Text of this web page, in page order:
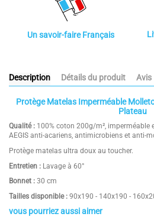
Un savoir-faire Français
Description Détails du produit Avis
Protège Matelas Imperméable
Plateau
Qualité: 100% coton 200g/m², imperméable
AEGIS anti-acariens, antimicrobiens et anti-
Protège matelas ultra doux au toucher.
Entretien : Lavage à 60°
Bonnet : 30 cm
Tailles disponible : 90x190 - 140x190 -
vous pourriez aussi aimer